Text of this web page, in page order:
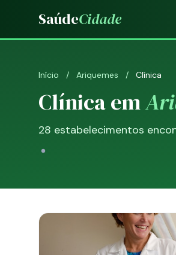
SaúdeCidade
Início / Ariquemes / Clínica
Clínica em
28 estabelecimentos